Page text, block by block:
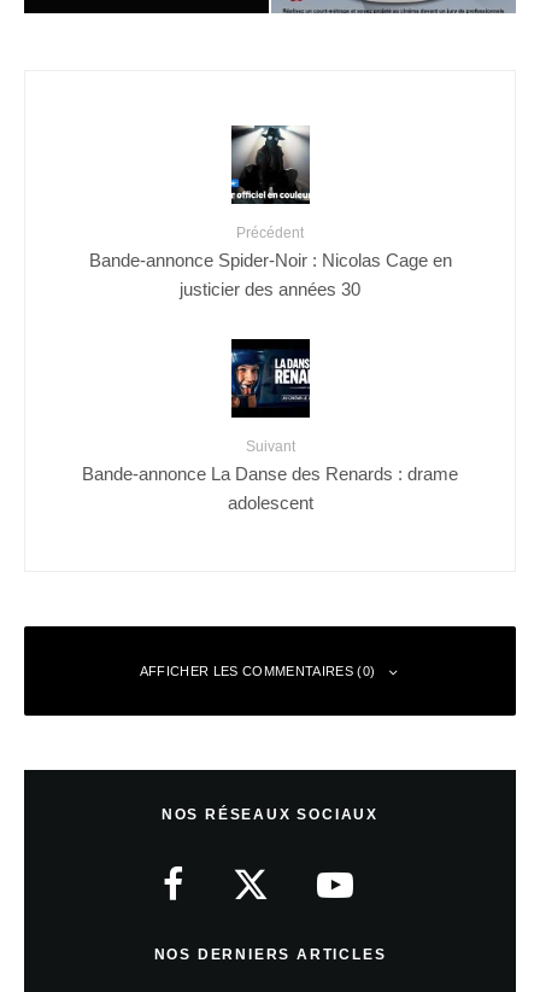
Précédent
Bande-annonce Spider-Noir : Nicolas Cage en
justicier des années 30
Suivant
Bande-annonce La Danse des Renards : drame
adolescent
AFFICHER LES COMMENTAIRES (0)
NOS RÉSEAUX SOCIAUX
NOS DERNIERS ARTICLES